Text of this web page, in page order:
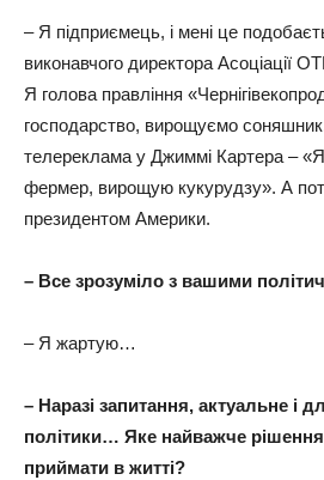
– Я підприємець, і мені це
виконавчого директора Асоціації
Я голова правління
господарство, вирощуємо
телереклама у Джиммі Картера –
фермер, вирощую кукурудзу». А
президентом Америки.
– Все зрозуміло з вашими
– Я жартую…
– Наразі запитання, актуальне і
політики… Яке найважче
приймати в житті?